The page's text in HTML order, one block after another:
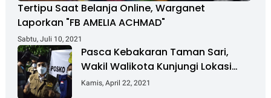
Tertipu Saat Belanja Online, Warganet
Laporkan "FB AMELIA ACHMAD"
Sabtu, Juli 10, 2021
Pasca Kebakaran Taman Sari,
Wakil Walikota Kunjungi Lokasi
Kebakaran Dan Salurkan Bantuan
Kamis, April 22, 2021